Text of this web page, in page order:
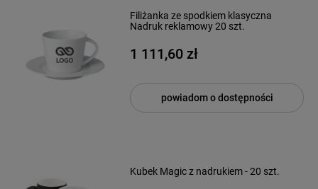
Filiżanka ze spodkiem klasyczna
Nadruk reklamowy 20 szt.
1 111,60 zł
powiadom o dostępności
Kubek Magic z nadrukiem - 20 szt.